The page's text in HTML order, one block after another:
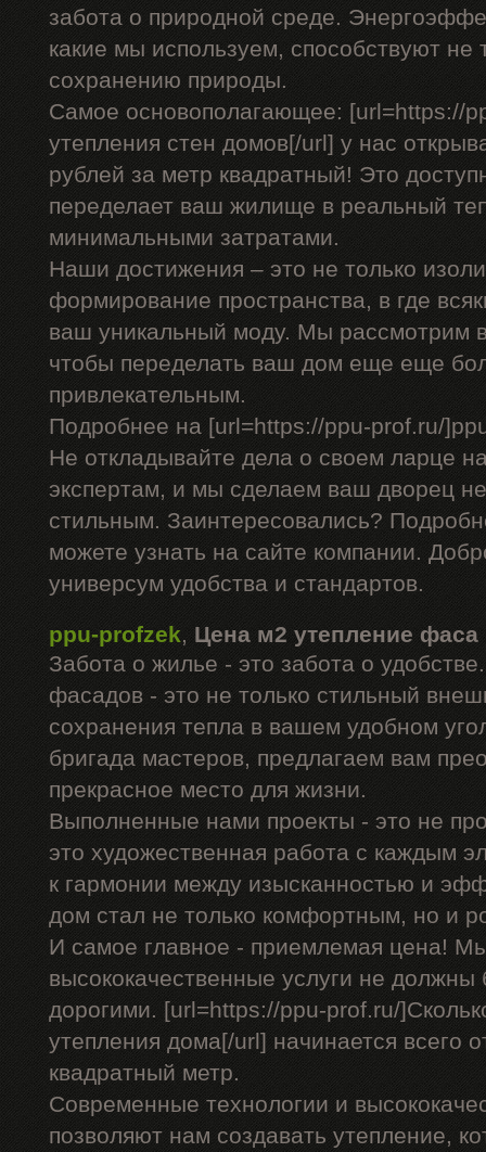
забота о природной среде.
какие мы используем, способствуют не
сохранению природы.
Самое основополагающее: [url=https://
утепления стен домов[/url] у нас
рублей за метр квадратный! Это
переделает ваш жилище в реальный
минимальными затратами.
Наши достижения – это не только
формирование пространства, в где
ваш уникальный моду. Мы рассмотрим
чтобы переделать ваш дом еще еще
привлекательным.
Подробнее на [url=https://ppu-prof.ru/
Не откладывайте дела о своем ларце
экспертам, и мы сделаем ваш дворец
стильным. Заинтересовались?
можете узнать на сайте компании.
универсум удобства и стандартов.
ppu-profzek,Цена м2 утепление фаса
Забота о жилье - это забота о
фасадов - это не только стильный
сохранения тепла в вашем удобном
бригада мастеров, предлагаем вам
прекрасное место для жизни.
Выполненные нами проекты - это не
это художественная работа с каждым
к гармонии между изысканностью и
дом стал не только комфортным, но и
И самое главное - приемлемая цена!
высококачественные услуги не
дорогими. [url=https://ppu-prof.ru/
утепления дома[/url] начинается всего
квадратный метр.
Современные технологии и
позволяют нам создавать утепление,